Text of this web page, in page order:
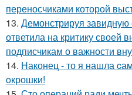
переносчиками которой
13. Демонстрируя завидную
ответила на критику своей
подписчикам о важности
14. Наконец - то я нашла
oкрошки!